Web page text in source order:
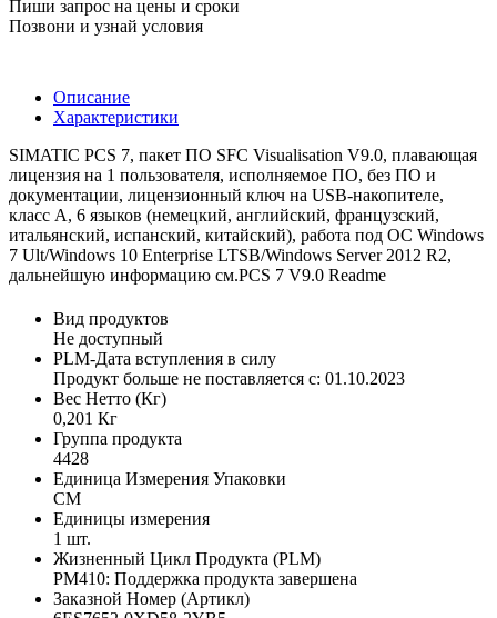
Пиши запрос на цены и сроки
Позвони и узнай условия
Описание
Характеристики
SIMATIC PCS 7, пакет ПО SFC Visualisation V9.0, плавающая
лицензия на 1 пользователя, исполняемое ПО, без ПО и
документации, лицензионный ключ на USB-накопителе,
класс A, 6 языков (немецкий, английский, французский,
итальянский, испанский, китайский), работа под ОС Windows
7 Ult/Windows 10 Enterprise LTSB/Windows Server 2012 R2,
дальнейшую информацию см.PCS 7 V9.0 Readme
Вид продуктов
Не доступный
PLM-Дата вступления в силу
Продукт больше не поставляется с: 01.10.2023
Вес Нетто (Кг)
0,201 Кг
Группа продукта
4428
Единица Измерения Упаковки
CM
Единицы измерения
1 шт.
Жизненный Цикл Продукта (PLM)
PM410: Поддержка продукта завершена
Заказной Номер (Артикл)